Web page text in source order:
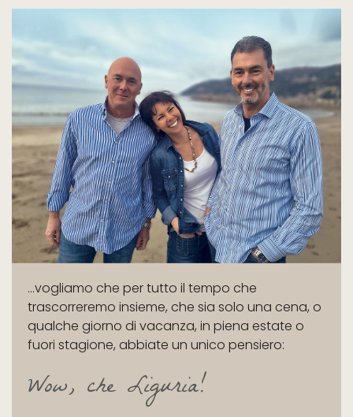
...vogliamo che per tutto il tempo che
trascorreremo insieme, che sia solo una cena, o
qualche giorno di vacanza, in piena estate o
fuori stagione, abbiate un unico pensiero:
Wow, che Liguria!